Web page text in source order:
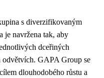
s diverzifikovaným
je navržena tak, aby
dceřiných
odvětvích. GAPA Group se
dlouhodobého růstu a